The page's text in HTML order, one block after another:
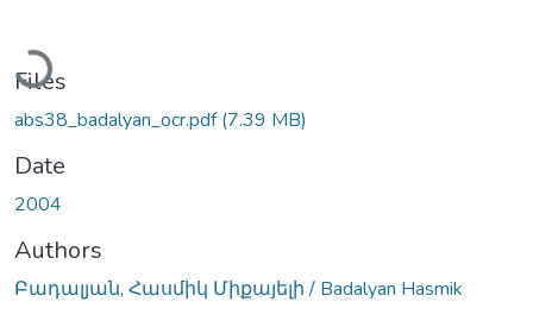
Files
abs38_badalyan_ocr.pdf(7.39 MB)
Date
2004
Authors
Բադալյան, Հասմիկ Միքայելի / Badalyan Hasmik